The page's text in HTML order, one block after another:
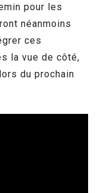
pour les
néanmoins
ces
la vue de côté,
du prochain